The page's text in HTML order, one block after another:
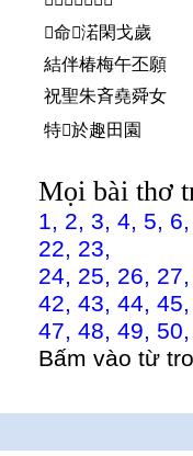
󰝡命𡽫渃閑戈歲
結伴椿梅午丕願
祝聖朱斉堯舜女
特𧗱於趣田園
Mọi bài thơ
1, 2, 3, 4, 5, 6,
22, 23,
24, 25, 26, 27,
42, 43, 44, 45,
47, 48, 49, 50,
Bấm vào từ